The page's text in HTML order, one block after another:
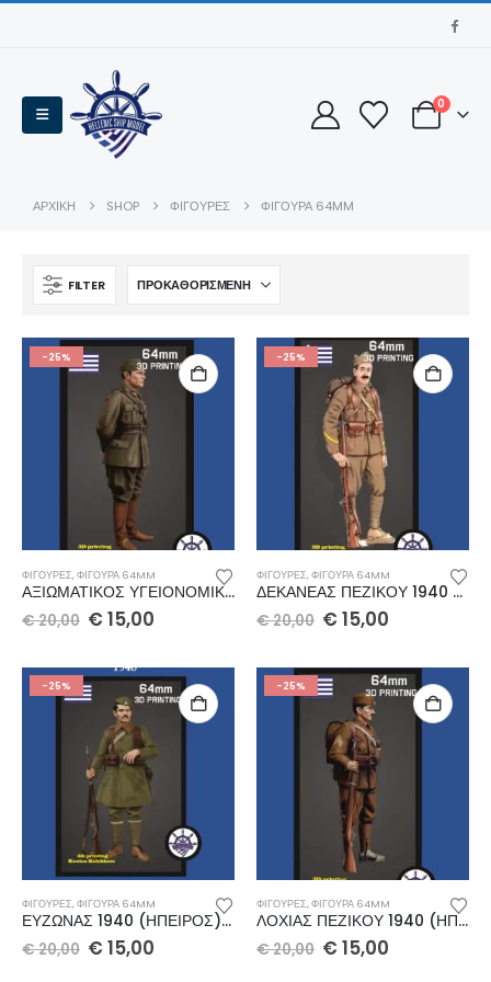
0
ΑΡΧΙΚΉ SHOP ΦΙΓΟΥΡΕΣ ΦΙΓΟΥΡΑ 64MM
FILTER
-25%
ΦΙΓΟΥΡΕΣ,ΦΙΓΟΥΡΑ 64MM
ΑΞΙΩΜΑΤΙΚΟΣ ΥΓΕΙΟΝΟΜΙΚΟΥ 1940 (ΗΠΕΙΡΟΣ) 64mm
€20,00 € 15,00
-25%
ΦΙΓΟΥΡΕΣ,ΦΙΓΟΥΡΑ 64MM
ΔΕΚΑΝΕΑΣ ΠΕΖΙΚΟΥ 1940 (ΗΠΕΙΡΟΣ) 64mm
€20,00 € 15,00
-25%
ΦΙΓΟΥΡΕΣ,ΦΙΓΟΥΡΑ 64MM
ΕΥΖΩΝΑΣ 1940 (ΗΠΕΙΡΟΣ) 64mm
€20,00 € 15,00
-25%
ΦΙΓΟΥΡΕΣ,ΦΙΓΟΥΡΑ 64MM
ΛΟΧΙΑΣ ΠΕΖΙΚΟΥ 1940 (ΗΠΕΙΡΟΣ) 64mm
€20,00 € 15,00